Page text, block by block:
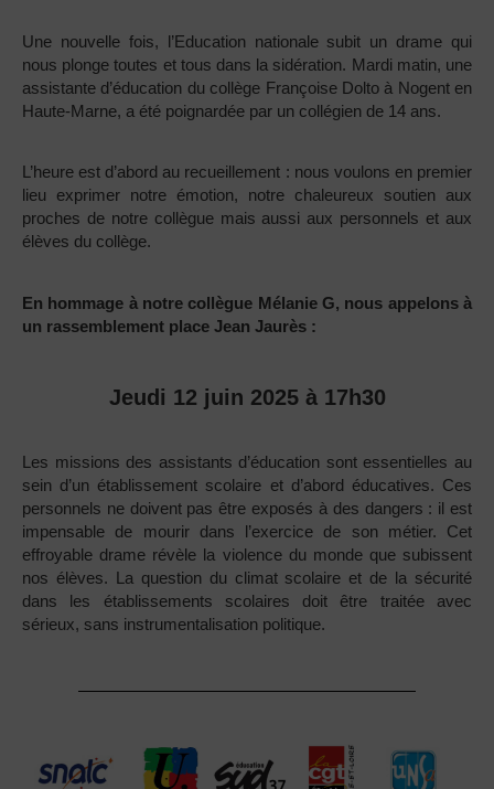
Une nouvelle fois, l’Education nationale subit un drame qui
nous plonge toutes et tous dans la sidération. Mardi matin, une
assistante d’éducation du collège Françoise Dolto à Nogent en
Haute-Marne, a été poignardée par un collégien de 14 ans.
L’heure est d’abord au recueillement : nous voulons en premier
lieu exprimer notre émotion, notre chaleureux soutien aux
proches de notre collègue mais aussi aux personnels et aux
élèves du collège.
En hommage à notre collègue Mélanie G, nous appelons à
un rassemblement place Jean Jaurès :
Jeudi 12 juin 2025 à 17h30
Les missions des assistants d’éducation sont essentielles au
sein d’un établissement scolaire et d’abord éducatives. Ces
personnels ne doivent pas être exposés à des dangers : il est
impensable de mourir dans l’exercice de son métier. Cet
effroyable drame révèle la violence du monde que subissent
nos élèves. La question du climat scolaire et de la sécurité
dans les établissements scolaires doit être traitée avec
sérieux, sans instrumentalisation politique.